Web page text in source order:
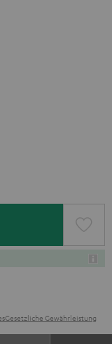
Gesetzliche Gewährleistung